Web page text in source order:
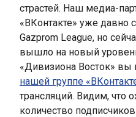
страстей. Наш медиа-
«ВКонтакте» уже давно
Gazprom League, но
вышло на новый
«Дивизиона Восток» вы
нашей группе
трансляций. Видим, что
количество